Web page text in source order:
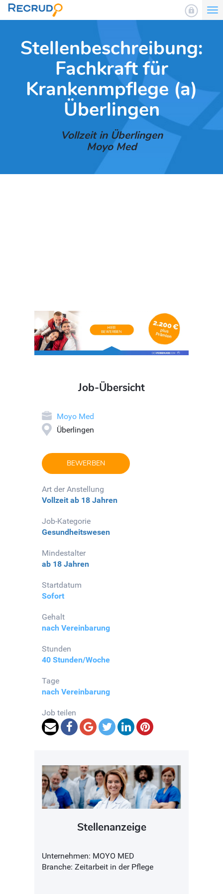
Stellenbeschreibung:
Fachkraft für
Krankenmpflege (a)
Überlingen
Vollzeit in Überlingen
Moyo Med
Job-Übersicht
Moyo Med
Überlingen
BEWERBEN
Art der Anstellung
Vollzeit ab 18 Jahren
Job-Kategorie
Gesundheitswesen
Mindestalter
ab 18 Jahren
Startdatum
Sofort
Gehalt
nach Vereinbarung
Stunden
40 Stunden/Woche
Tage
nach Vereinbarung
Job teilen
Stellenanzeige
Unternehmen: MOYO MED
Branche: Zeitarbeit in der Pflege